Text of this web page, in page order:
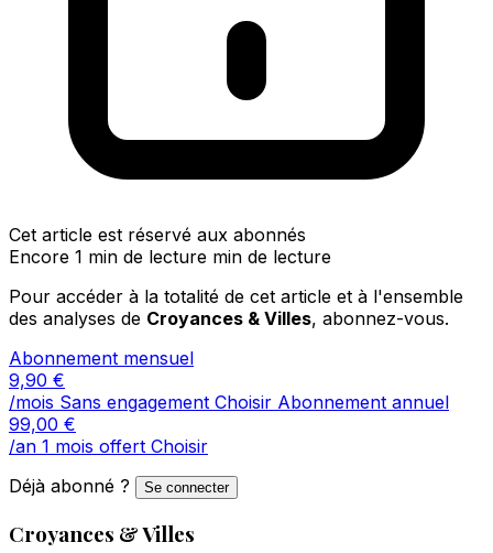
Cet article est réservé aux abonnés
Encore 1 min de lecture min de lecture
Pour accéder à la totalité de cet article et à l'ensemble
des analyses de Croyances & Villes, abonnez-vous.
Abonnement mensuel
9,90 €
/mois Sans engagement Choisir Abonnement annuel
99,00 €
/an 1 mois offert Choisir
Déjà abonné ?
Se connecter
Croyances & Villes